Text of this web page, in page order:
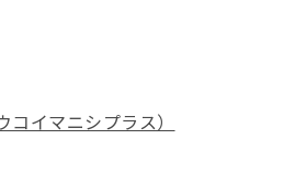
イマニシプラス）